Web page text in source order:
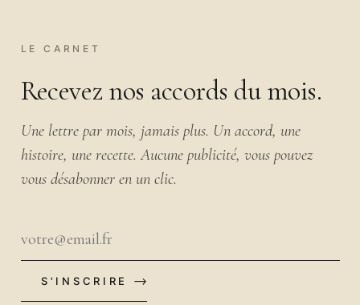
LE CARNET
Recevez nos accords du mois.
Une lettre par mois, jamais plus. Un accord, une
histoire, une recette. Aucune publicité, vous pouvez
vous désabonner en un clic.
S'INSCRIRE